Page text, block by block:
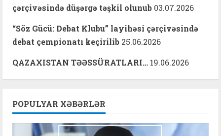
çərçivəsində düşərgə təşkil olunub 03.07.2026
“Söz Gücü: Debat Klubu” layihəsi çərçivəsində
debat çempionatı keçirilib 25.06.2026
QAZAXISTAN TƏƏSSÜRATLARI… 19.06.2026
POPULYAR XƏBƏRLƏR